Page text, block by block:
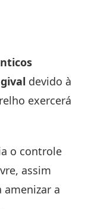
devido à
exercerá
o controle
assim
amenizar a